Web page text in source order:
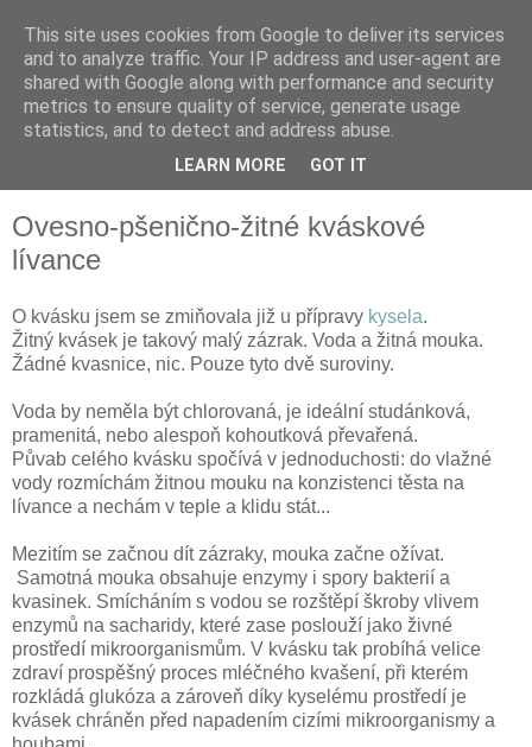
Ovesno-pšenično-žitné kváskové
lívance
O kvásku jsem se zmiňovala již u přípravy kysela.
Žitný kvásek je takový malý zázrak. Voda a žitná mouka.
Žádné kvasnice, nic. Pouze tyto dvě suroviny.
Voda by neměla být chlorovaná, je ideální studánková,
pramenitá, nebo alespoň kohoutková převařená.
Půvab celého kvásku spočívá v jednoduchosti: do vlažné
vody rozmíchám žitnou mouku na konzistenci těsta na
lívance a nechám v teple a klidu stát...
Mezitím se začnou dít zázraky, mouka začne ožívat.
Samotná mouka obsahuje enzymy i spory bakterií a
kvasinek. Smícháním s vodou se rozštěpí škroby vlivem
enzymů na sacharidy, které zase poslouží jako živné
prostředí mikroorganismům. V kvásku tak probíhá velice
zdraví prospěšný proces mléčného kvašení, při kterém
rozkládá glukóza a zároveň díky kyselému prostředí je
kvásek chráněn před napadením cizími mikroorganismy a
This site uses cookies from Google to deliver its services
and to analyze traffic. Your IP address and user-agent are
shared with Google along with performance and security
metrics to ensure quality of service, generate usage
statistics, and to detect and address abuse.
LEARN MORE GOT IT